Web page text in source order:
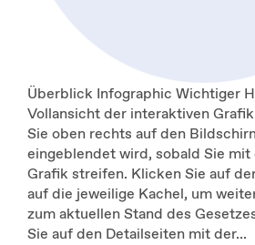
Überblick Infographic Wichtiger
Vollansicht der interaktiven
Sie oben rechts auf den
eingeblendet wird, sobald Sie
Grafik streifen. Klicken Sie auf
auf die jeweilige Kachel, um
zum aktuellen Stand des
Sie auf den Detailseiten mit der...